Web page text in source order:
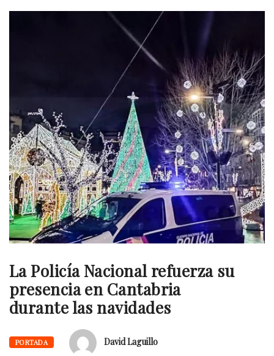
La Policía Nacional refuerza su
presencia en Cantabria
durante las navidades
PORTADA
David Laguillo